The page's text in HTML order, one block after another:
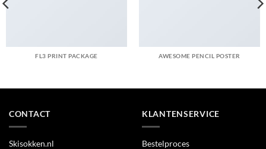
FL3 PRINT PACKAGE AWESOME PENCIL POSTER
CONTACT
Skisokken.nl
KLANTENSERVICE
Bestelproces